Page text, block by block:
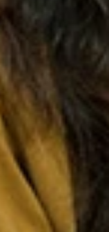
ンド「ＳＨＯＷ‐
ンド「ＳＨＯＷ‐